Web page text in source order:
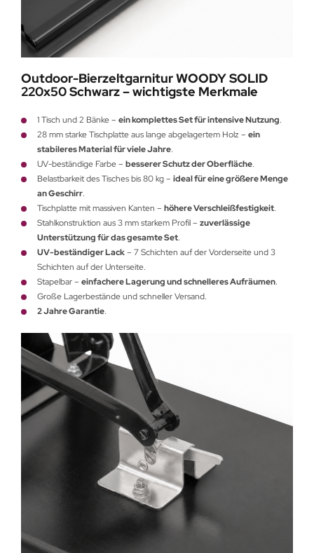
Outdoor-Bierzeltgarnitur WOODY SOLID
220x50 Schwarz – wichtigste Merkmale
1 Tisch und 2 Bänke – ein komplettes Set für intensive Nutzung.
28 mm starke Tischplatte aus lange abgelagertem Holz – ein
stabileres Material für viele Jahre.
UV-beständige Farbe – besserer Schutz der Oberfläche.
Belastbarkeit des Tisches bis 80 kg – ideal für eine größere Menge
an Geschirr.
Tischplatte mit massiven Kanten – höhere Verschleißfestigkeit.
Stahlkonstruktion aus 3 mm starkem Profil – zuverlässige
Unterstützung für das gesamte Set.
UV-beständiger Lack– 7 Schichten auf der Vorderseite und 3
Schichten auf der Unterseite.
Stapelbar – einfachere Lagerung und schnelleres Aufräumen.
Große Lagerbestände und schneller Versand.
2 Jahre Garantie.